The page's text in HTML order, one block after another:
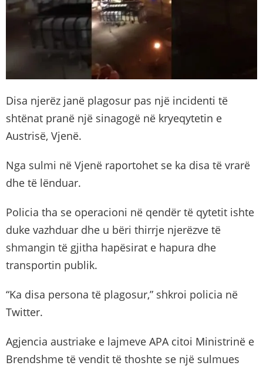
Disa njerëz janë plagosur pas një incidenti të
shtënat pranë një sinagogë në kryeqytetin e
Austrisë, Vjenë.
Nga sulmi në Vjenë raportohet se ka disa të vrarë
dhe të lënduar.
Policia tha se operacioni në qendër të qytetit ishte
duke vazhduar dhe u bëri thirrje njerëzve të
shmangin të gjitha hapësirat e hapura dhe
transportin publik.
“Ka disa persona të plagosur,” shkroi policia në
Twitter.
Agjencia austriake e lajmeve APA citoi Ministrinë e
Brendshme të vendit të thoshte se një sulmues